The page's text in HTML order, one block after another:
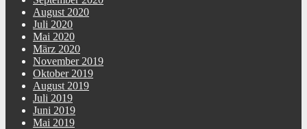
August 2020
Juli 2020
Mai 2020
März 2020
November 2019
Oktober 2019
August 2019
Juli 2019
Juni 2019
Mai 2019